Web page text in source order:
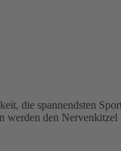
die spannendsten
werden den